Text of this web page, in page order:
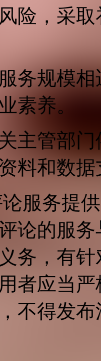
险，采
务规模
素养。
主管部
料和数
服务提
论的服
务，有
者应当
不得发